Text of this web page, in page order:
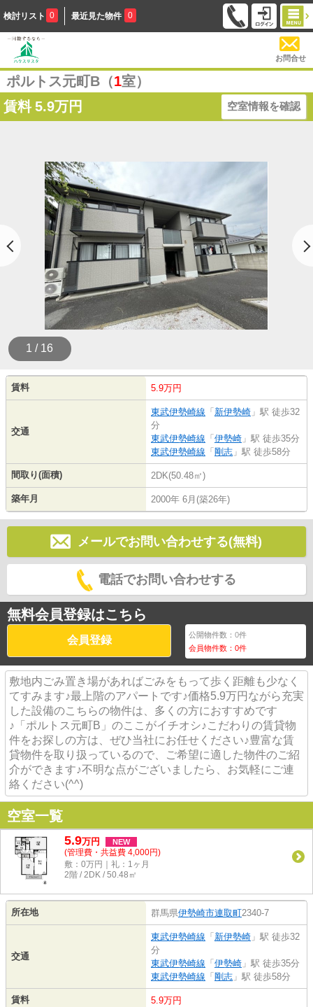
検討リスト 0 最近見た物件 0
お問合せ
ポルトス元町B（1室）
賃料 5.9万円 空室情報を確認
1 / 16
賃料 5.9万円
交通
東武伊勢崎線 「 新伊勢崎 」駅 徒歩32
分
東武伊勢崎線 「 伊勢崎 」駅 徒歩35分
東武伊勢崎線 「 剛志 」駅 徒歩58分
間取り(面積) 2DK(50.48㎡)
築年月 2000年 6月(築26年)
メールでお問い合わせする(無料)
電話でお問い合わせする
無料会員登録はこちら
会員登録 公開物件数：0件
会員物件数：0件
敷地内ごみ置き場があればごみをもって歩く距離も少なく
てすみます♪最上階のアパートです♪価格5.9万円ながら充実
した設備のこちらの物件は、多くの方におすすめです
♪「ポルトス元町B」のここがイチオシ♪こだわりの賃貸物
件をお探しの方は、ぜひ当社にお任せください♪豊富な賃
貸物件を取り扱っているので、ご希望に適した物件のご紹
介ができます♪不明な点がございましたら、お気軽にご連
絡ください(^^)
空室一覧
5.9万円 NEW
(管理費・共益費 4,000円)
敷：0万円｜礼：1ヶ月
2階 / 2DK / 50.48㎡
所在地 群馬県伊勢崎市連取町2340-7
交通
東武伊勢崎線 「 新伊勢崎 」駅 徒歩32
分
東武伊勢崎線 「 伊勢崎 」駅 徒歩35分
東武伊勢崎線 「 剛志 」駅 徒歩58分
賃料 5.9万円